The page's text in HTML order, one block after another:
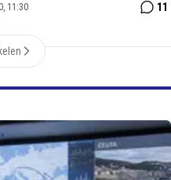
11:30 11